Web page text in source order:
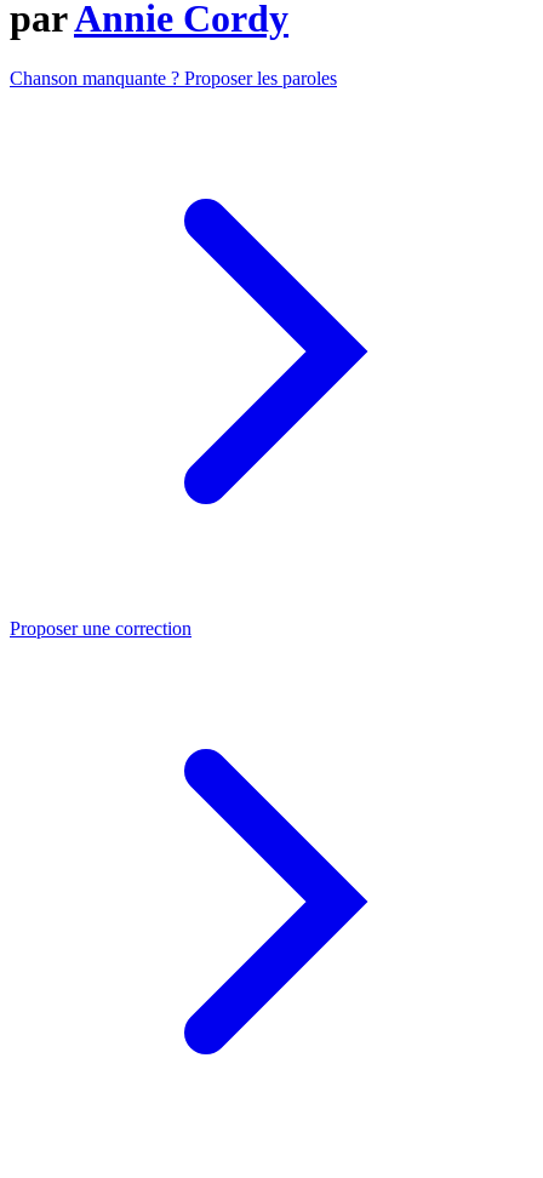
parAnnie Cordy
Chanson manquante ? Proposer les paroles
Proposer une correction